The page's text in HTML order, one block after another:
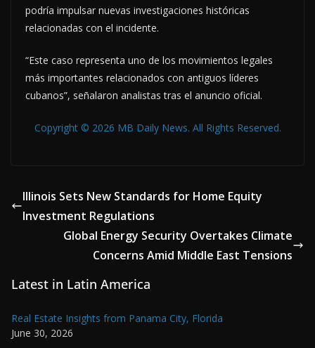
podría impulsar nuevas investigaciones históricas
relacionadas con el incidente.
“Este caso representa uno de los movimientos legales
más importantes relacionados con antiguos líderes
cubanos”, señalaron analistas tras el anuncio oficial.
Copyright © 2026 MB Daily News. All Rights Reserved.
Illinois Sets New Standards for Home Equity
Investment Regulations
Global Energy Security Overtakes Climate
Concerns Amid Middle East Tensions
Latest in Latin America
Real Estate Insights from Panama City, Florida
June 30, 2026